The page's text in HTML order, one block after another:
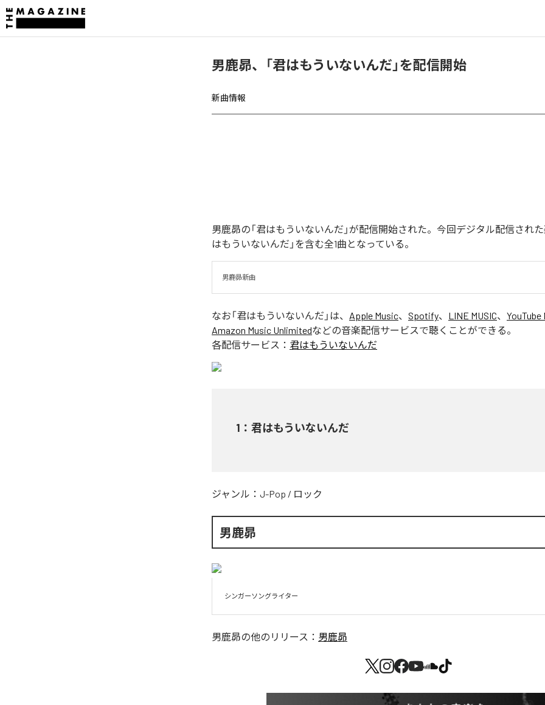
男鹿昴、「君はもういないんだ」を配信開始
新曲情報
男鹿昴の「君はもういないんだ」が配信開始された。今回デジタル配信された
はもういないんだ」を含む全1曲となっている。
男鹿昴新曲
なお「君はもういないんだ 」は、 Apple Music、 Spotify、 LINE MUSIC、 YouTube
Amazon Music Unlimitedなどの音楽配信サービスで聴くことができる。
各配信サービス： 君はもういないんだ
1 ： 君はもういないんだ
ジャンル： J-Pop / ロック
男鹿昴
シンガーソングライター
男鹿昴の他のリリース： 男鹿昴